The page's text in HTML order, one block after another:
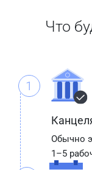
Что
1
Обычно
1–5